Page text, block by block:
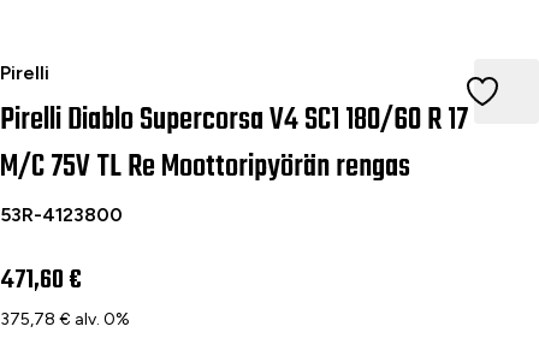
Pirelli
Pirelli Diablo Supercorsa V4 SC1 180/60 R 17 M/C 75V TL Re
Pirelli Diablo Supercorsa V4 SC1 180/60 R 17
M/C 75V TL Re Moottoripyörän rengas
53R-4123800
471,60 €
375,78 € alv. 0%